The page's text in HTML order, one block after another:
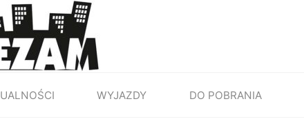
WYJAZDY DO POBRANIA